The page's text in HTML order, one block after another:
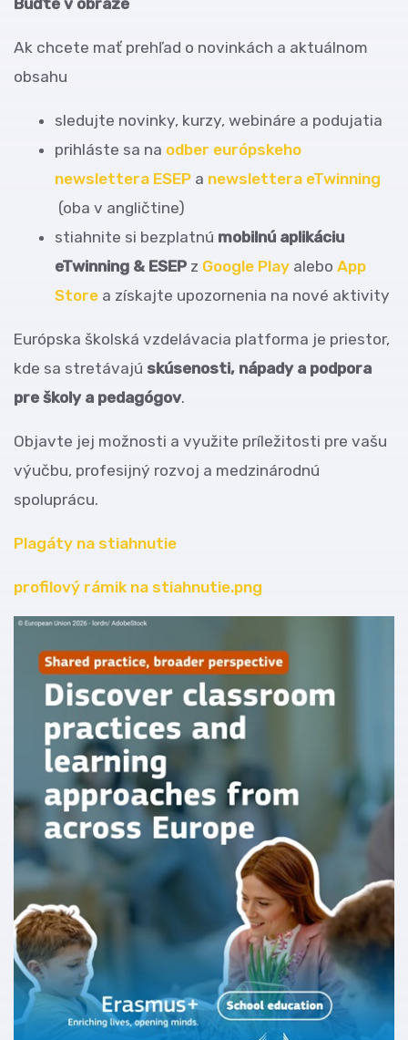
Buďte v obraze
Ak chcete mať prehľad o novinkách a aktuálnom
obsahu
sledujte novinky, kurzy, webináre a podujatia
prihláste sa na odber európskeho
newslettera ESEP a newslettera eTwinning
(oba v angličtine)
stiahnite si bezplatnú mobilnú aplikáciu
eTwinning & ESEP z Google Play alebo App
Store a získajte upozornenia na nové aktivity
Európska školská vzdelávacia platforma je priestor,
kde sa stretávajú skúsenosti, nápady a podpora
pre školy a pedagógov.
Objavte jej možnosti a využite príležitosti pre vašu
výučbu, profesijný rozvoj a medzinárodnú
spoluprácu.
Plagáty na stiahnutie
profilový rámik na stiahnutie.png